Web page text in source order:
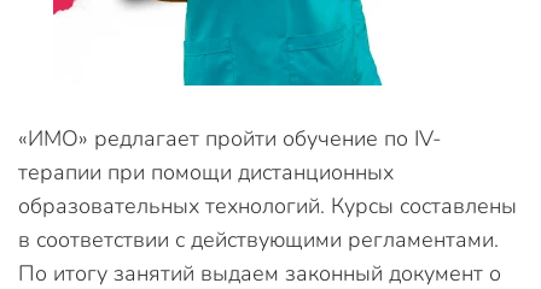
«ИМО» редлагает пройти обучение по IV-
терапии при помощи дистанционных
образовательных технологий. Курсы составлены
в соответствии с действующими регламентами.
По итогу занятий выдаем законный документ о